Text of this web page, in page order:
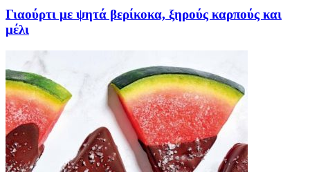
Γιαούρτι με ψητά βερίκοκα, ξηρούς καρπούς και
μέλι